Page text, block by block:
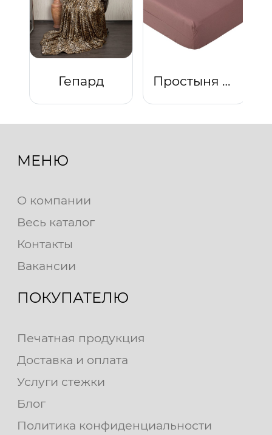
Гепард Простыня на резинке "Какао"
МЕНЮ
О компании
Весь каталог
Контакты
Вакансии
ПОКУПАТЕЛЮ
Печатная продукция
Доставка и оплата
Услуги стежки
Блог
Политика конфиденциальности